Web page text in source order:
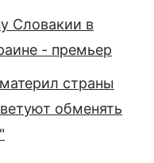
Словакии в
- премьер
страны
обменять